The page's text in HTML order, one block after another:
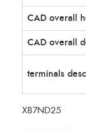
CAD overall
CAD overall
terminals
XB7ND25